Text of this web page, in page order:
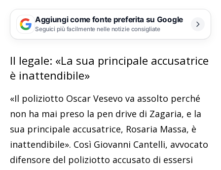
Aggiungi come fonte preferita su Google
Seguici più facilmente nelle notizie consigliate
Il legale: «La sua principale accusatrice
è inattendibile»
«Il poliziotto Oscar Vesevo va assolto perché
non ha mai preso la pen drive di Zagaria, e la
sua principale accusatrice, Rosaria Massa, è
inattendibile». Così Giovanni Cantelli, avvocato
difensore del poliziotto accusato di essersi